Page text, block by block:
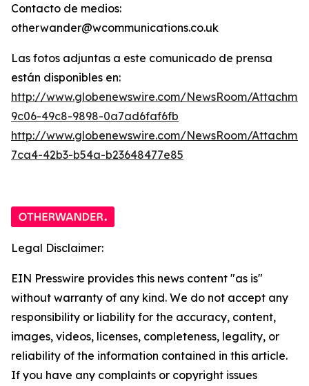
Contacto de medios:
otherwander@wcommunications.co.uk
Las fotos adjuntas a este comunicado de prensa
están disponibles en:
http://www.globenewswire.com/NewsRoom/
9c06-49c8-9898-0a7ad6faf6fb
http://www.globenewswire.com/NewsRoom/
7ca4-42b3-b54a-b23648477e85
Legal Disclaimer:
EIN Presswire provides this news content "as is"
without warranty of any kind. We do not accept any
responsibility or liability for the accuracy, content,
images, videos, licenses, completeness, legality, or
reliability of the information contained in this article.
If you have any complaints or copyright issues